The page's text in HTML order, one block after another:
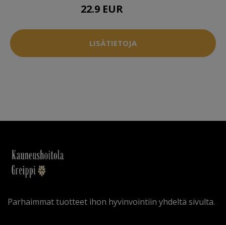
22.9 EUR
LISÄTIETOJA
Parhaimmat tuotteet ihon hyvinvointiin yhdeltä sivulta.